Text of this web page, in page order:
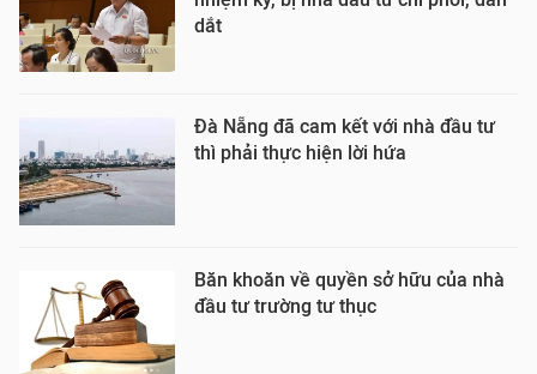
dắt
Đà Nẵng đã cam kết với nhà đầu tư
thì phải thực hiện lời hứa
Băn khoăn về quyền sở hữu của nhà
đầu tư trường tư thục